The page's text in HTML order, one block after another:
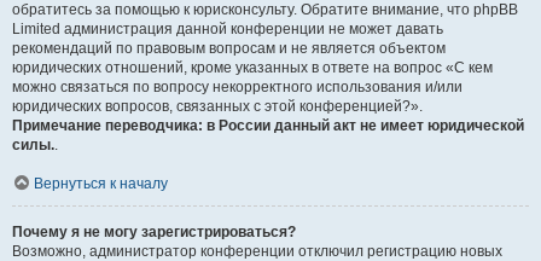
обратитесь за помощью к юрисконсульту. Обратите внимание, что phpBB
Limited администрация данной конференции не может давать
рекомендаций по правовым вопросам и не является объектом
юридических отношений, кроме указанных в ответе на вопрос «С кем
можно связаться по вопросу некорректного использования и/или
юридических вопросов, связанных с этой конференцией?».
Примечание переводчика: в России данный акт не имеет юридической
силы..
Вернуться к началу
Почему я не могу зарегистрироваться?
Возможно, администратор конференции отключил регистрацию новых